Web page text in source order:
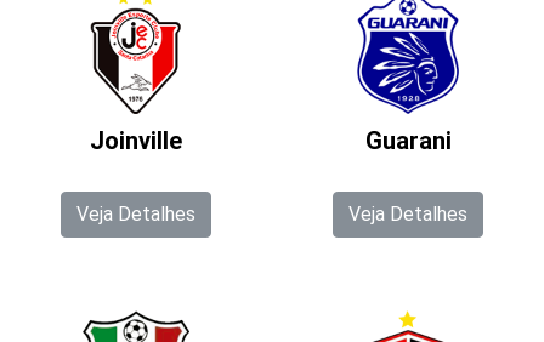
Joinville
Veja Detalhes
Guarani
Veja Detalhes